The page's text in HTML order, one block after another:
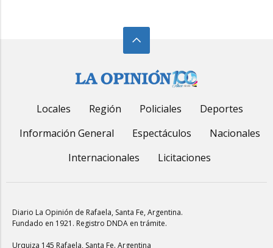
Locales Región Policiales
Deportes
Información General
Espectáculos
Nacionales
Internacionales
Licitaciones
Diario La Opinión de Rafaela, Santa Fe, Argentina.
Fundado en 1921. Registro DNDA en trámite.
Urquiza 145 Rafaela, Santa Fe. Argentina